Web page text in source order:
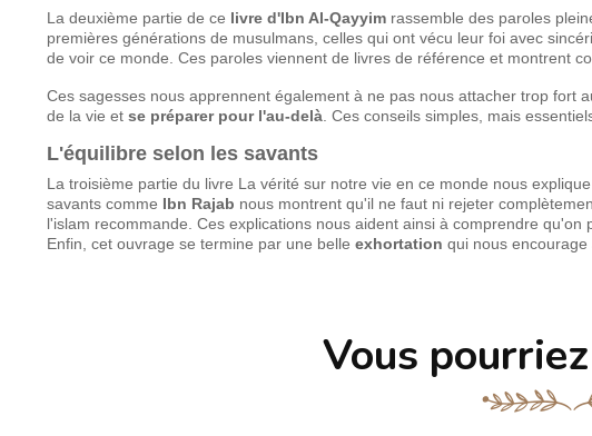
La deuxième partie de ce livre d'Ibn Al-Qayyim rassemble des paroles
premières générations de musulmans, celles qui ont vécu leur foi avec
de voir ce monde. Ces paroles viennent de livres de référence et montrent
Ces sagesses nous apprennent également à ne pas nous attacher trop fort
de la vie et se préparer pour l'au-delà . Ces conseils simples, mais
L'équilibre selon les savants
La troisième partie du livre La vérité sur notre vie en ce monde nous
savants comme Ibn Rajab nous montrent qu'il ne faut ni rejeter
l'islam recommande. Ces explications nous aident ainsi à comprendre
Enfin, cet ouvrage se termine par une belle exhortation qui nous encourage
Vous